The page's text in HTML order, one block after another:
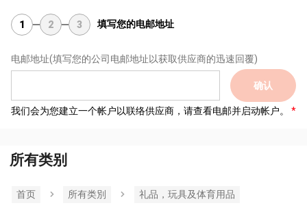
1 2 3 填写您的电邮地址
电邮地址(填写您的公司电邮地址以获取供应商的迅速回覆)
确认
我们会为您建立一个帐户以联络供应商，请查看电邮并启动帐户。
所有类别
首页 所有类別 礼品，玩具及体育用品